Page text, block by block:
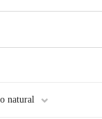
natural